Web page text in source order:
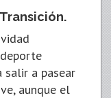
.
salir a pasear
aunque el